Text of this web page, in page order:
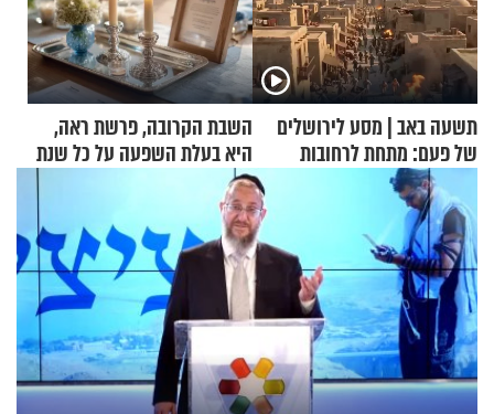
תשעה באב | מסע לירושלים
של פעם: מתחת לרחובות
ירושלים
השבת הקרובה, פרשת ראה,
היא בעלת השפעה על כל שנת
תשפ"ז